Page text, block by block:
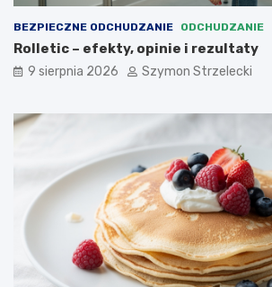
BEZPIECZNE ODCHUDZANIE ODCHUDZANIE
Rolletic – efekty, opinie i rezultaty
9 sierpnia 2026 Szymon Strzelecki